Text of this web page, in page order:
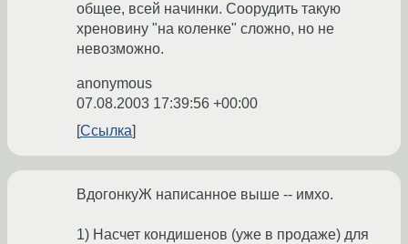
общее, всей начинки. Соорудить такую
хреновину "на коленке" сложно, но не
невозможно.
anonymous
07.08.2003 17:39:56 +00:00
Ссылка
ВдогонкуЖ написанное выше -- имхо.
1) Насчет кондишенов (уже в продаже) для